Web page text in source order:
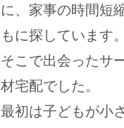
に、家事の時間短
もに探しています。
そこで出会ったサ
材宅配でした。
最初は子どもが小